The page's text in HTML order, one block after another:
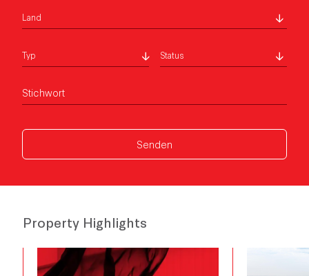
Land
Typ Status
Stichwort
Senden
Property Highlights